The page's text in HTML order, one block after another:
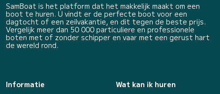
SamBoat is het platform dat het makkelijk maakt om een
boot te huren. U vindt er de perfecte boot voor een
dagtocht of een zeilvakantie, en dit tegen de beste prijs.
Vergelijk meer dan 50 000 particuliere en professionele
boten met of zonder schipper en vaar met een gerust hart
de wereld rond.
Informatie
Wat kan ik huren